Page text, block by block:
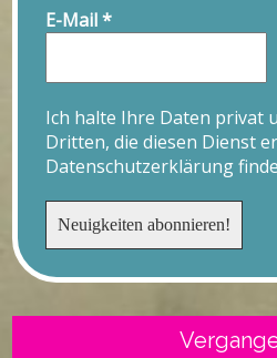
E-Mail*
Ich halte Ihre Daten privat
Dritten, die diesen Dienst
Datenschutzerklärung